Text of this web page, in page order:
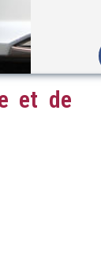
et de